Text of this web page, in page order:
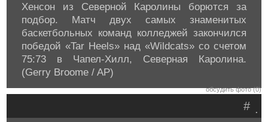
Хенсон из Северной Каролины борются за
подбор. Матч двух самых знаменитых
баскетбольных команд колледжей закончился
победой «Tar Heels» над «Wildcats» со счетом
75:73 в Чапел-Хилл, Северная Каролина.
(Gerry Broome / AP)
обсудить фото (0)
.
#